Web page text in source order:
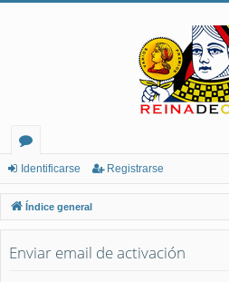
or
os
Identificarse Registrarse
Índice general
Enviar email de activación